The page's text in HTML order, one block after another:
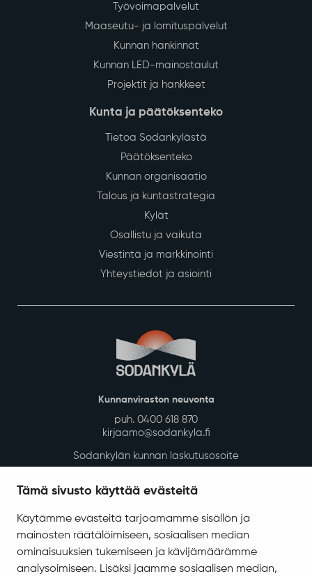
Tämä sivusto käyttää evästeitä
Käytämme evästeitä tarjoamamme sisällön ja
mainosten räätälöimiseen, sosiaalisen median
ominaisuuksien tukemiseen ja kävijämäärämme
analysoimiseen. Lisäksi jaamme sosiaalisen median,
Työvoimapalvelut
Maaseutu- ja lomituspalvelut
Kunnan hankinnat
Kunnan LED-mainostaulut
Projektit ja hankkeet
Kunta ja päätöksenteko
Tietoa Sodankylästä
Päätöksenteko
Kunnan organisaatio
Talous ja kuntastrategia
Kylät
Osallistu ja vaikuta
Viestintä ja markkinointi
Yhteystiedot ja asiointi
Kunnanviraston neuvonta
puh. 0400 618 870
kirjaamo@sodankyla.fi
Sodankylän kunnan laskutusosoite
Asiakirjajulkisuuskuvaus
Evästeiden hallinta